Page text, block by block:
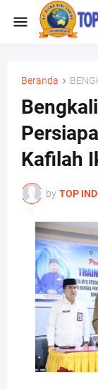
Beranda
Kafilah
by TOP